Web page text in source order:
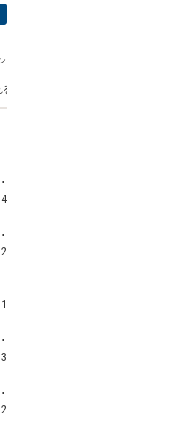
可能性は低いのでしょうか？」
権の影響は？
4
著作権について
2
1
について相談
3
違法でしょうか
2